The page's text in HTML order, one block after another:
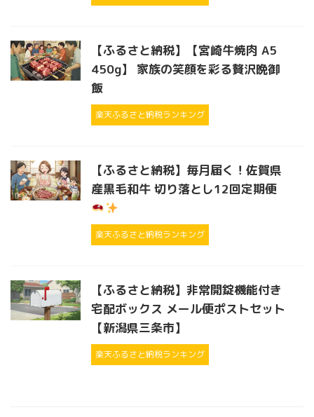
【ふるさと納税】【宮崎牛焼肉 A5
450g】 家族の笑顔を彩る贅沢晩御
飯
楽天ふるさと納税ランキング
【ふるさと納税】毎月届く！佐賀県
産黒毛和牛 切り落とし12回定期便
楽天ふるさと納税ランキング
【ふるさと納税】非常開錠機能付き
宅配ボックス メール便ポストセット
【新潟県三条市】
楽天ふるさと納税ランキング